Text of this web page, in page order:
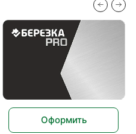
Оформить